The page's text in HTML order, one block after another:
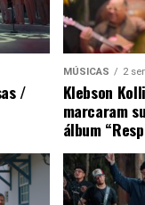
/
MÚSICAS 2
Klebson
marcaram
álbum